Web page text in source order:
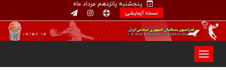
پنجشنبه پانزدهم مرداد ماه
نسخه آزمایشی